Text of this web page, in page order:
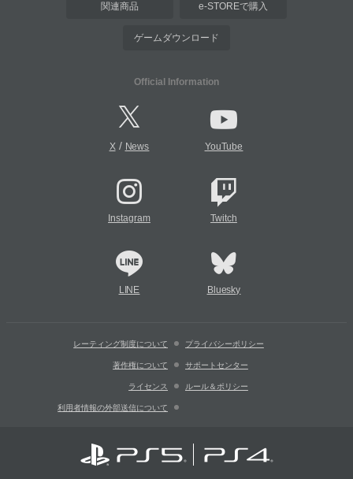
関連商品 e-STOREで購入
ゲームダウンロード
Official Information
X/ News YouTube
Instagram Twitch
LINE Bluesky
レーティング制度について プライバシーポリシー
著作権について サポートセンター
ライセンス ルール＆ポリシー
利用者情報の外部送信について